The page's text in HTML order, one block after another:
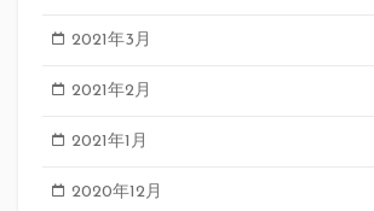
2021年3月
2021年2月
2021年1月
2020年12月